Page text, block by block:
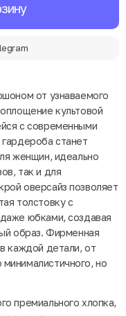
от узнаваемого
культовой
с современными
станет
женщин, идеально
так и для
оверсайз позволяет
толстовку с
юбками, создавая
образ. Фирменная
каждой детали, от
но
премиального хлопка,